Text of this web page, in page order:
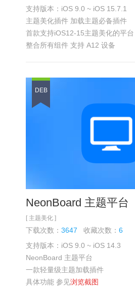
支持版本：iOS 9.0 ~ iOS 15.7.1
主题美化插件 加载主题必备插件
首款支持iOS12-15主题美化的平台
整合所有组件 支持 A12 设备
DEB
NeonBoard 主题平台
[ 主题美化 ]
下载次数： 3647 收藏次数：6
支持版本：iOS 9.0 ~ iOS 14.3
NeonBoard 主题平台
一款轻量级主题加载插件
具体功能 参见浏览截图